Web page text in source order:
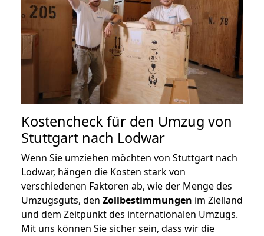
Kostencheck für den Umzug von
Stuttgart nach Lodwar
Wenn Sie umziehen möchten von Stuttgart nach
Lodwar, hängen die Kosten stark von
verschiedenen Faktoren ab, wie der Menge des
Umzugsguts, den Zollbestimmungen im Zielland
und dem Zeitpunkt des internationalen Umzugs.
Mit uns können Sie sicher sein, dass wir die